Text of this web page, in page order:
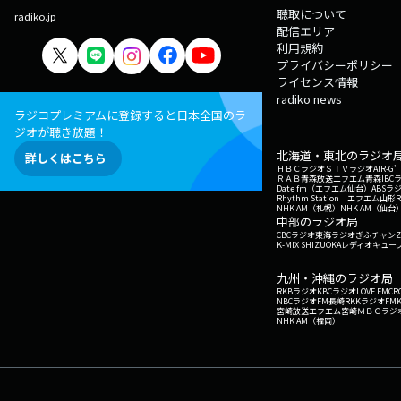
radiko.jp
ラジコプレミアムに登録すると日本全国のラ
ジオが聴き放題！
詳しくはこちら
聴取について
配信エリア
利用規約
プライバシーポリシー
ライセンス情報
radiko news
北海道・東北のラジオ
ＨＢＣラジオＳＴＶラジオAIR-G'
ＲＡＢ青森放送エフエム青森IBC
Date fm（エフエム仙台） ABSラ
Rhythm Station エフエム山形
NHK AM（札幌） NHK AM（仙台
中部のラジオ局
CBCラジオ東海ラジオぎふチャン
K-MIX SHIZUOKAレディオキュー
九州・沖縄のラジオ局
RKBラジオKBCラジオLOVE FM
NBCラジオFM長崎RKKラジオ
宮崎放送エフエム宮崎ＭＢＣラジ
NHK AM（福岡）